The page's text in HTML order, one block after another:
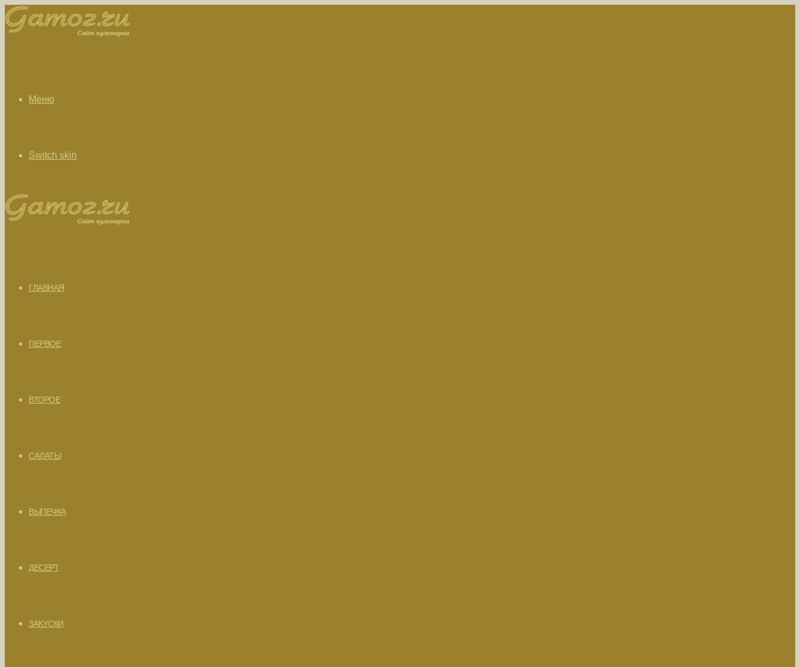
Меню
Switch skin
ГЛАВНАЯ
ПЕРВОЕ
ВТОРОЕ
САЛАТЫ
ВЫПЕЧКА
ДЕСЕРТ
ЗАКУСКИ